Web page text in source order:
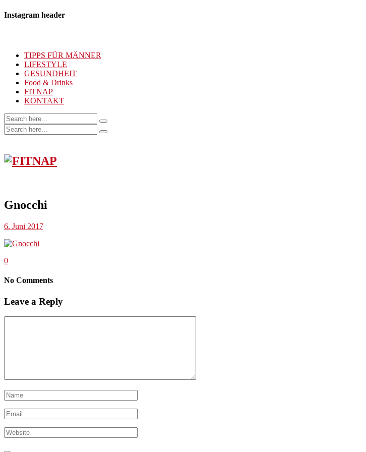
Instagram header
TIPPS FÜR MÄNNER
LIFESTYLE
GESUNDHEIT
Food & Drinks
FITNAP
KONTAKT
Gnocchi
6. Juni 2017
0
No Comments
Leave a Reply